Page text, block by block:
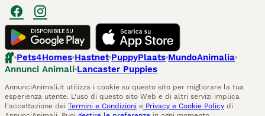
Pets4Homes Hastnet PuppyPlaats MundoAnimalia
Annunci Animali Lancaster Puppies
AnnunciAnimali.it utilizza i cookie su questo sito per migliorare la tua
esperienza utente. L'uso di questo sito Web e di altri servizi implica
l'accettazione dei Termini e Condizioni e Privacy e Cookie Policy di